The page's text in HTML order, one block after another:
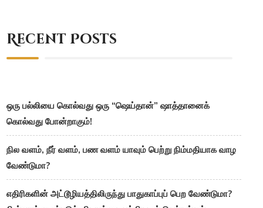
Recent Posts
ஒரு பல்லியை கொல்வது ஒரு “ஷெய்தான்” ஷாத்தானைக்
கொல்வது போன்றாகும்!
நில வளம், நீர் வளம், பண வளம் யாவும் பெற்று நிம்மதியாக வாழ
வேண்டுமா?
எதிரிகளின் அட்டூழியத்திலிருந்து பாதுகாப்புப் பெற வேண்டுமா?